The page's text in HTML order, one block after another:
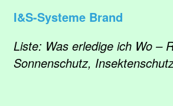
I&S-Systeme Brand
Liste: Was erledige ich Wo –
Sonnenschutz,